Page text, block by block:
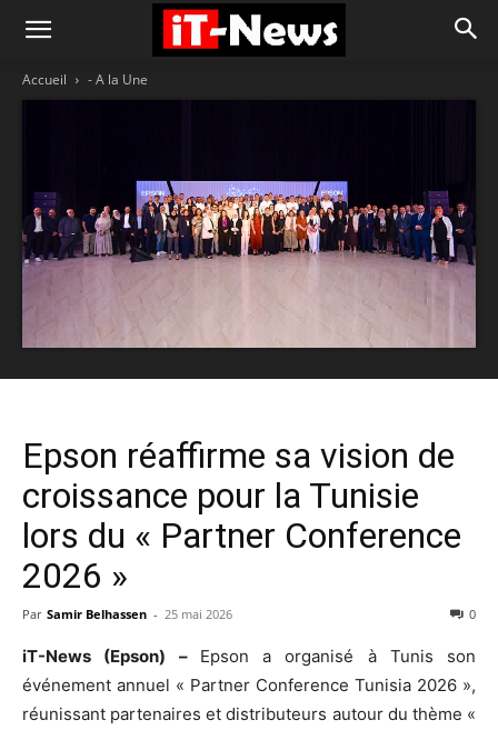
Accueil - A la Une
Epson réaffirme sa vision de
croissance pour la Tunisie
lors du « Partner Conference
2026 »
Par Samir Belhassen - 25 mai 2026 0
iT-News (Epson) – Epson a organisé à Tunis son
événement annuel « Partner Conference Tunisia 2026 »,
réunissant partenaires et distributeurs autour du thème «